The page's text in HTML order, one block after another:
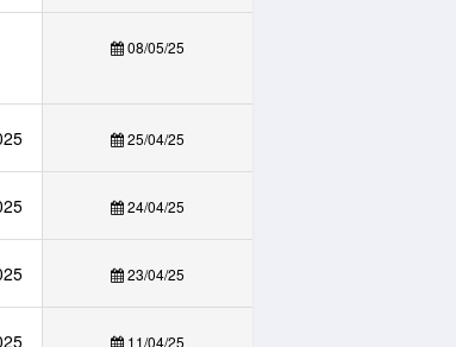
08/05/25
25/04/25
24/04/25
23/04/25
11/04/25